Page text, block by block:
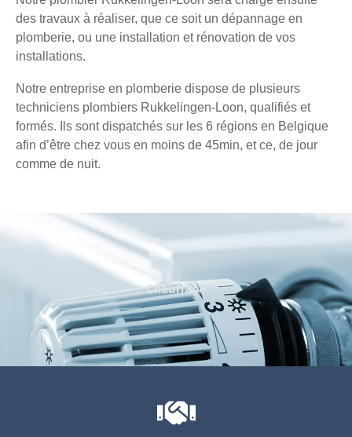
des travaux à réaliser, que ce soit un dépannage en
plomberie, ou une installation et rénovation de vos
installations.
Notre entreprise en plomberie dispose de plusieurs
techniciens plombiers Rukkelingen-Loon, qualifiés et
formés. Ils sont dispatchés sur les 6 régions en Belgique
afin d’être chez vous en moins de 45min, et ce, de jour
comme de nuit.
Chauffage